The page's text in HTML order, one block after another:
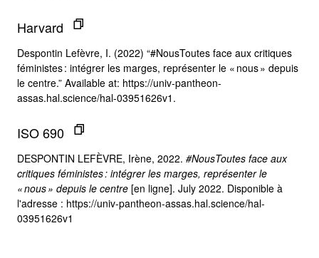
Harvard
Despontin Lefèvre, I. (2022) “#NousToutes face aux critiques
féministes : intégrer les marges, représenter le « nous » depuis
le centre.” Available at: https://univ-pantheon-
assas.hal.science/hal-03951626v1.
ISO 690
DESPONTIN LEFÈVRE, Irène, 2022. #NousToutes face aux
critiques féministes : intégrer les marges, représenter le
« nous » depuis le centre [en ligne]. July 2022. Disponible à
l'adresse : https://univ-pantheon-assas.hal.science/hal-
03951626v1